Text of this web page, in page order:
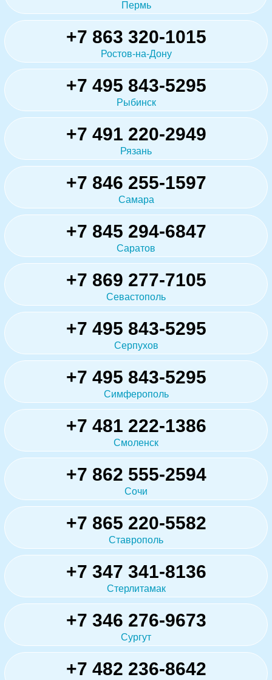
Пермь
+7 863 320-1015
Ростов-на-Дону
+7 495 843-5295
Рыбинск
+7 491 220-2949
Рязань
+7 846 255-1597
Самара
+7 845 294-6847
Саратов
+7 869 277-7105
Севастополь
+7 495 843-5295
Серпухов
+7 495 843-5295
Симферополь
+7 481 222-1386
Смоленск
+7 862 555-2594
Сочи
+7 865 220-5582
Ставрополь
+7 347 341-8136
Стерлитамак
+7 346 276-9673
Сургут
+7 482 236-8642